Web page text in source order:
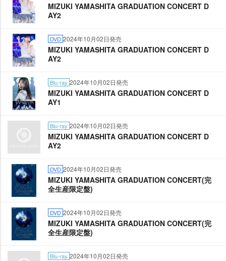
MIZUKI YAMASHITA GRADUATION CONCERT D
AY2
DVD 2024年10月02日発売
MIZUKI YAMASHITA GRADUATION CONCERT D
AY2
Blu-ray 2024年10月02日発売
MIZUKI YAMASHITA GRADUATION CONCERT D
AY1
Blu-ray 2024年10月02日発売
MIZUKI YAMASHITA GRADUATION CONCERT D
AY2
DVD 2024年10月02日発売
MIZUKI YAMASHITA GRADUATION CONCERT(完
全生産限定盤)
DVD 2024年10月02日発売
MIZUKI YAMASHITA GRADUATION CONCERT(完
全生産限定盤)
Blu-ray 2024年10月02日発売